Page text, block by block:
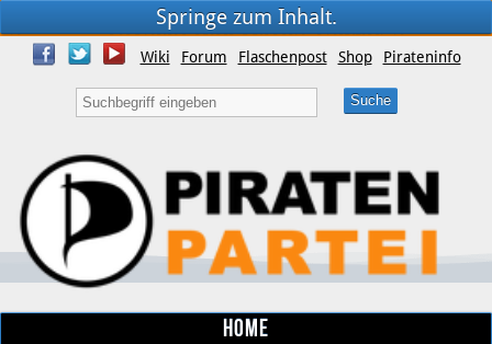
Springe zum Inhalt.
Wiki Forum Flaschenpost Shop Pirateninfo
Home